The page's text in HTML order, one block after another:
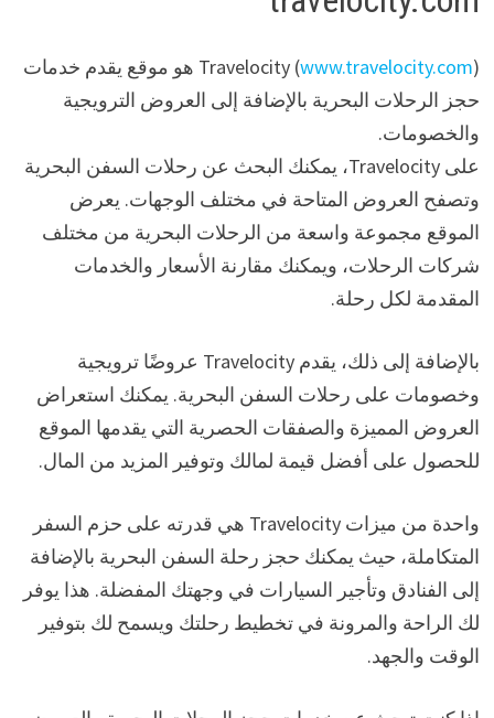
Travelocity (www.travelocity.com
) هو موقع يقدم خدمات
حجز الرحلات البحرية بالإضافة إلى العروض الترويجية
والخصومات.
على Travelocity، يمكنك البحث عن رحلات السفن البحرية
وتصفح العروض المتاحة في مختلف الوجهات. يعرض
الموقع مجموعة واسعة من الرحلات البحرية من مختلف
شركات الرحلات، ويمكنك مقارنة الأسعار والخدمات
المقدمة لكل رحلة.
بالإضافة إلى ذلك، يقدم Travelocity عروضًا ترويجية
وخصومات على رحلات السفن البحرية. يمكنك استعراض
العروض المميزة والصفقات الحصرية التي يقدمها الموقع
للحصول على أفضل قيمة لمالك وتوفير المزيد من المال.
واحدة من ميزات Travelocity هي قدرته على حزم السفر
المتكاملة، حيث يمكنك حجز رحلة السفن البحرية بالإضافة
إلى الفنادق وتأجير السيارات في وجهتك المفضلة. هذا يوفر
لك الراحة والمرونة في تخطيط رحلتك ويسمح لك بتوفير
الوقت والجهد.